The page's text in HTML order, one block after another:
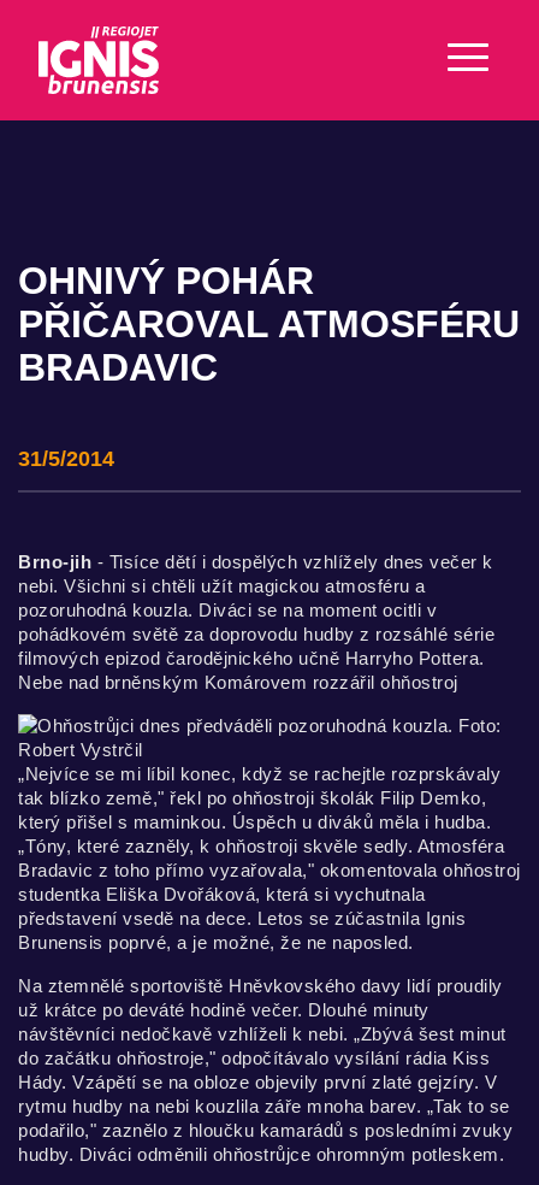
OHNIVÝ POHÁR
PŘIČAROVAL ATMOSFÉRU
BRADAVIC
31/5/2014
Brno-jih - Tisíce dětí i dospělých vzhlížely dnes večer k
nebi. Všichni si chtěli užít magickou atmosféru a
pozoruhodná kouzla. Diváci se na moment ocitli v
pohádkovém světě za doprovodu hudby z rozsáhlé série
filmových epizod čarodějnického učně Harryho Pottera.
Nebe nad brněnským Komárovem rozzářil ohňostroj
„Nejvíce se mi líbil konec, když se rachejtle rozprskávaly
tak blízko země," řekl po ohňostroji školák Filip Demko,
který přišel s maminkou. Úspěch u diváků měla i hudba.
„Tóny, které zazněly, k ohňostroji skvěle sedly. Atmosféra
Bradavic z toho přímo vyzařovala," okomentovala ohňostroj
studentka Eliška Dvořáková, která si vychutnala
představení vsedě na dece. Letos se zúčastnila Ignis
Brunensis poprvé, a je možné, že ne naposled.
Na ztemnělé sportoviště Hněvkovského davy lidí proudily
už krátce po deváté hodině večer. Dlouhé minuty
návštěvníci nedočkavě vzhlíželi k nebi. „Zbývá šest minut
do začátku ohňostroje," odpočítávalo vysílání rádia Kiss
Hády. Vzápětí se na obloze objevily první zlaté gejzíry. V
rytmu hudby na nebi kouzlila záře mnoha barev. „Tak to se
podařilo," zaznělo z hloučku kamarádů s posledními zvuky
hudby. Diváci odměnili ohňostrůjce ohromným potleskem.